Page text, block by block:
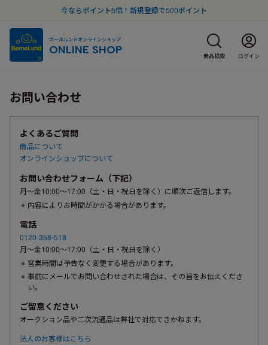
今ならポイント5倍！新規登録で500ポイント
ボーネルンドオンラインショップ
ONLINE SHOP 商品検索 ログイン
お問い合わせ
よくあるご質問
商品について
オンラインショップについて
お問い合わせフォーム（下記）
月〜金10:00〜17:00（土・日・祝日を除く）に順次ご返信します。
内容によりお時間がかかる場合があります。
電話
0120-358-518
月〜金10:00〜17:00（土・日・祝日を除く）
営業時間は予告なく変更する場合があります。
事前にメールでお問い合わせされた場合は、その旨をお伝えくださ
い。
ご留意ください
オークション品や二次流通品は弊社で対応できかねます。
法人のお客様はこちら